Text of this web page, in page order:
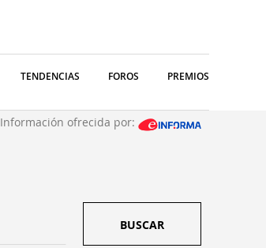
TENDENCIAS FOROS PREMIOS
Información ofrecida por:
BUSCAR